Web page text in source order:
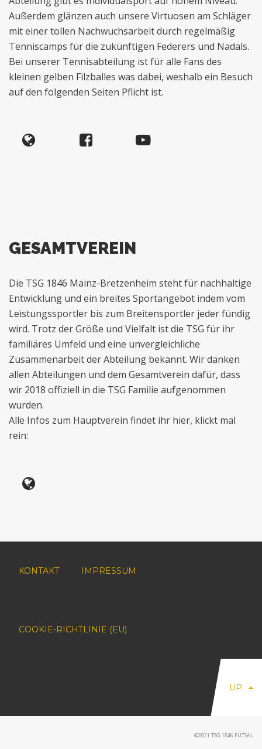
Außerdem glänzen auch unsere Virtuosen am Schläger
mit einer tollen Nachwuchsarbeit durch regelmäßig
Tenniscamps für die zukünftigen Federers und Nadals.
Bei unserer Tennisabteilung ist für alle Fans des
kleinen gelben Filzballes was dabei, weshalb ein Besuch
auf den folgenden Seiten Pflicht ist.
GESAMTVEREIN
Die TSG 1846 Mainz-Bretzenheim steht für nachhaltige
Entwicklung und ein breites Sportangebot indem vom
Leistungssportler bis zum Breitensportler jeder fündig
wird. Trotz der Größe und Vielfalt ist die TSG für ihr
familiäres Umfeld und eine unvergleichliche
Zusammenarbeit der Abteilung bekannt. Wir danken
allen Abteilungen und dem Gesamtverein dafür, dass
wir 2018 offiziell in die TSG Familie aufgenommen
wurden.
Alle Infos zum Hauptverein findet ihr hier, klickt mal
rein:
KONTAKT IMPRESSUM
COOKIE-RICHTLINIE (EU)
UP
©2021 TSG 1846 FUTSAL